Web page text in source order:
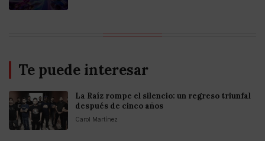
Te puede interesar
La Raíz rompe el silencio: un regreso triunfal
después de cinco años
Carol Martínez